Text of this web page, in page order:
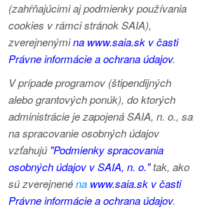
(zahŕňajúcimi aj podmienky používania
cookies v rámci stránok SAIA),
zverejnenýmina www.saia.sk v časti
Právne informácie a ochrana údajov.
V prípade programov (štipendijných
alebo grantových ponúk), do ktorých
administrácie je zapojená SAIA, n. o., sa
na spracovanie osobných údajov
vzťahujú "Podmienky spracovania
osobných údajov v SAIA, n. o."tak, ako
sú zverejnenéna www.saia.sk v časti
Právne informácie a ochrana údajov.